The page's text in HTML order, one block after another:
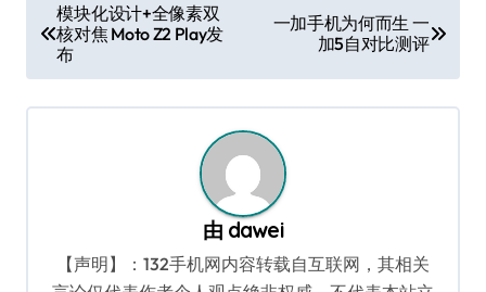
章
导
航
模块化设计+全像素双
核对焦 Moto Z2 Play发
布
一加手机为何而生 一
加5自对比测评
由 dawei
【声明】：132手机网内容转载自互联网，其相关